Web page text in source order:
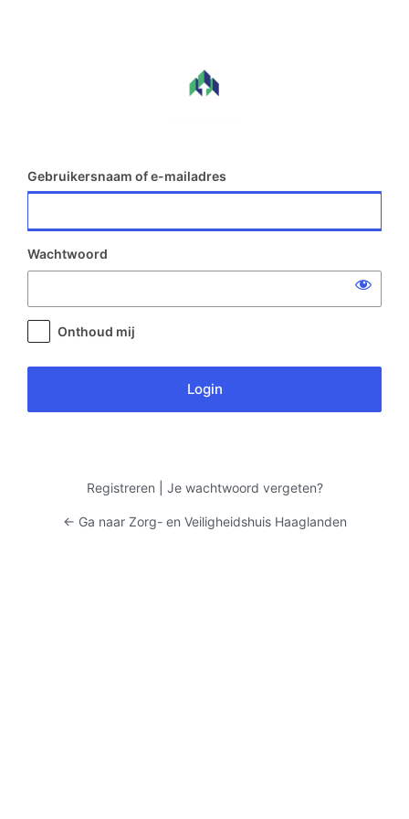
Gebruikersnaam of e-mailadres
Wachtwoord
Onthoud mij
Registreren Je wachtwoord vergeten?
← Ga naar Zorg- en Veiligheidshuis Haaglanden